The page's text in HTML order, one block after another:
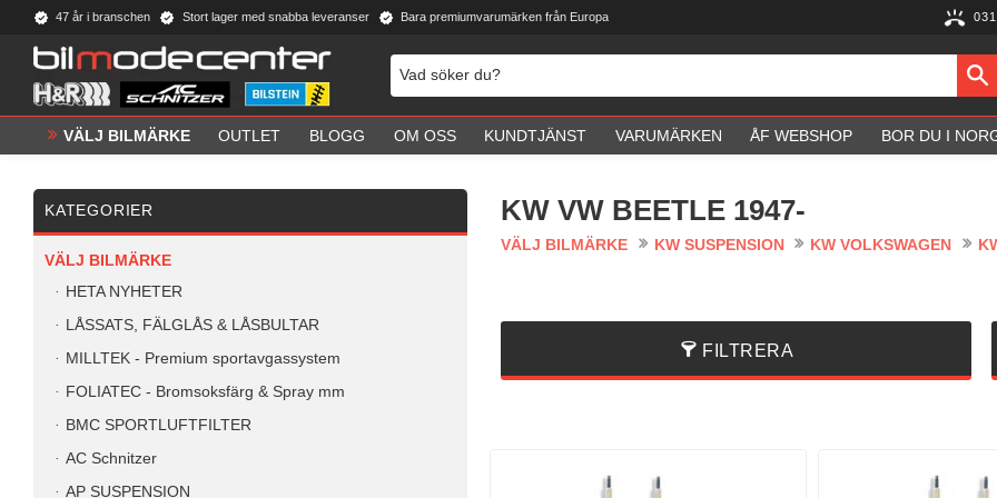
47 år i branschen Stort lager med snabba leveranser Bara premiumvarumärken från Europa
VÄLJ BILMÄRKE OUTLET BLOGG OM OSS KUNDTJÄNST VARUMÄRKEN ÅF WEBSHOP BOR DU I
KW VW BEETLE 1947-
VÄLJ BILMÄRKE KW SUSPENSION KW VOLKSWAGEN
FILTRERA
KATEGORIER
VÄLJ BILMÄRKE
HETA NYHETER
LÅSSATS, FÄLGLÅS & LÅSBULTAR
MILLTEK - Premium sportavgassystem
FOLIATEC - Bromsoksfärg & Spray mm
BMC SPORTLUFTFILTER
AC Schnitzer
AP SUSPENSION